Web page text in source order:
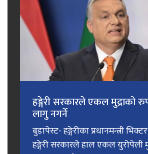
हङ्गेरी सरकारले एकल मुद्राको
लागु नगर्ने
बुडापेस्ट- हङ्गेरीका प्रधानमन्त्री
हङ्गेरी सरकारले हाल एकल युरोपेली